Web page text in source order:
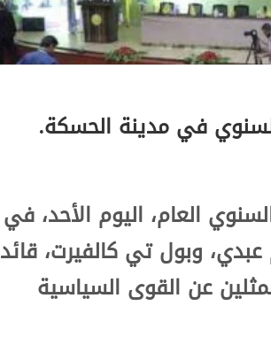
في مدينة الحسكة.
العام، اليوم الأحد،
وبول تي كالفيرت،
عن القوى السياسية